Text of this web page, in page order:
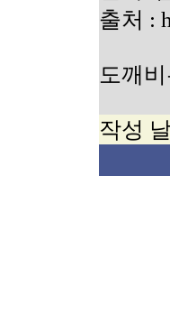
출처 :
도깨
작성